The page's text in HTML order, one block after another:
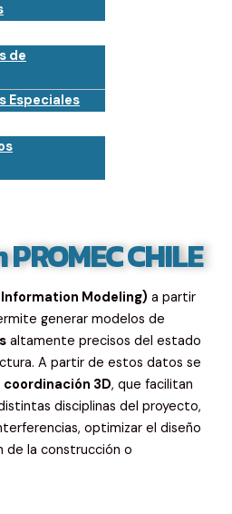
de
Especiales
CHILE
Modeling) a partir
generar modelos de
altamente precisos del estado
A partir de estos datos se
coordinación 3D, que facilitan
disciplinas del proyecto,
optimizar el diseño
de la construcción o